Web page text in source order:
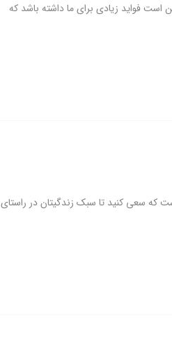
فواید زیادی برای ما داشته باشد که
که سعی کنید تا سبک زندگیتان در راستای